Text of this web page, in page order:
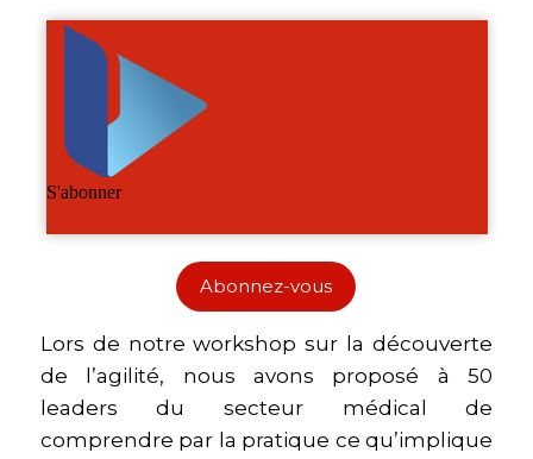
Abonnez-vous
Lors de notre workshop sur la découverte
de l’agilité, nous avons proposé à 50
leaders du secteur médical de
comprendre par la pratique ce qu’implique